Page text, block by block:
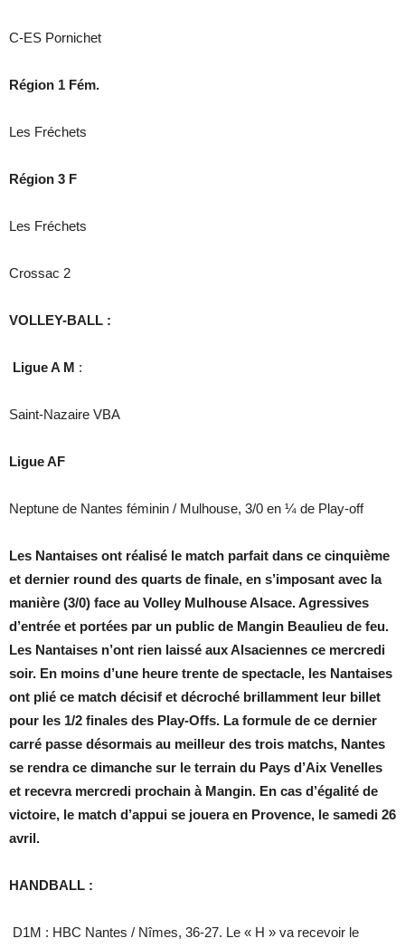
C-ES Pornichet
Région 1 Fém.
Les Fréchets
Région 3 F
Les Fréchets
Crossac 2
VOLLEY-BALL :
Ligue A M :
Saint-Nazaire VBA
Ligue AF
Neptune de Nantes féminin / Mulhouse, 3/0 en ¼ de Play-off
Les Nantaises ont réalisé le match parfait dans ce cinquième
et dernier round des quarts de finale, en s’imposant avec la
manière (3/0) face au Volley Mulhouse Alsace. Agressives
d’entrée et portées par un public de Mangin Beaulieu de feu.
Les Nantaises n’ont rien laissé aux Alsaciennes ce mercredi
soir. En moins d’une heure trente de spectacle, les Nantaises
ont plié ce match décisif et décroché brillamment leur billet
pour les 1/2 finales des Play-Offs. La formule de ce dernier
carré passe désormais au meilleur des trois matchs, Nantes
se rendra ce dimanche sur le terrain du Pays d’Aix Venelles
et recevra mercredi prochain à Mangin. En cas d’égalité de
victoire, le match d’appui se jouera en Provence, le samedi 26
avril.
HANDBALL :
D1M : HBC Nantes / Nîmes, 36-27. Le « H » va recevoir le